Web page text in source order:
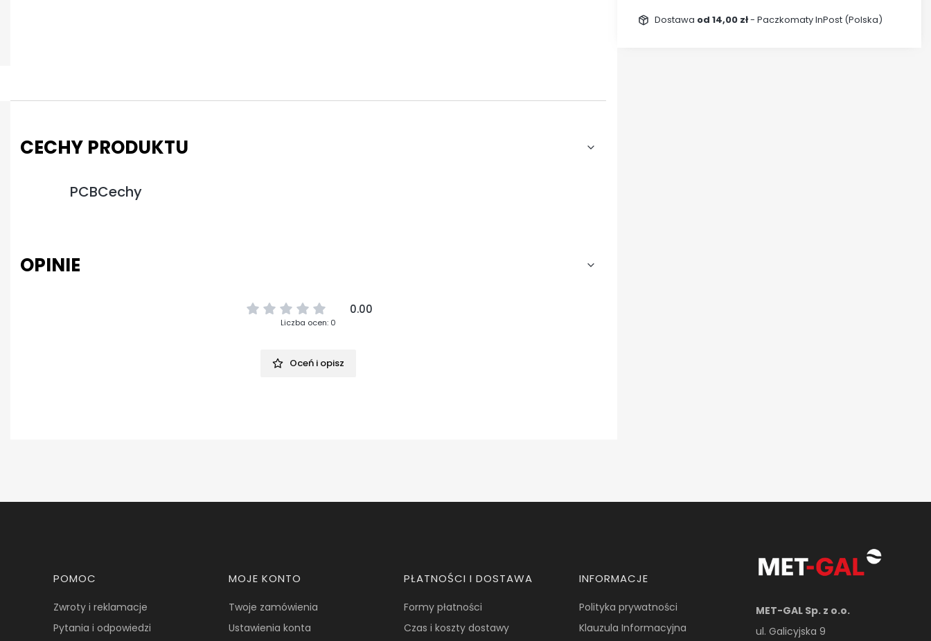
CECHY PRODUKTU
PCBCechy
OPINIE
0.00
Liczba ocen: 0
Oceń i opisz
Dostawa od 14,00 zł- Paczkomaty InPost (Polska)
Linki w stopce
POMOC
Zwroty i reklamacje
Pytania i odpowiedzi
MOJE KONTO
Twoje zamówienia
Ustawienia konta
PŁATNOŚCI I DOSTAWA
Formy płatności
Czas i koszty dostawy
INFORMACJE
Polityka prywatności
Klauzula Informacyjna
MET-GAL Sp. z o.o.
ul. Galicyjska 9